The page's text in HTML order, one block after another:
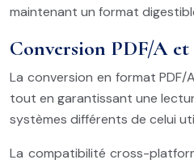
maintenant un format
Conversion PDF/A
La conversion en format PDF/
tout en garantissant une
systèmes différents de celui
La compatibilité cross-